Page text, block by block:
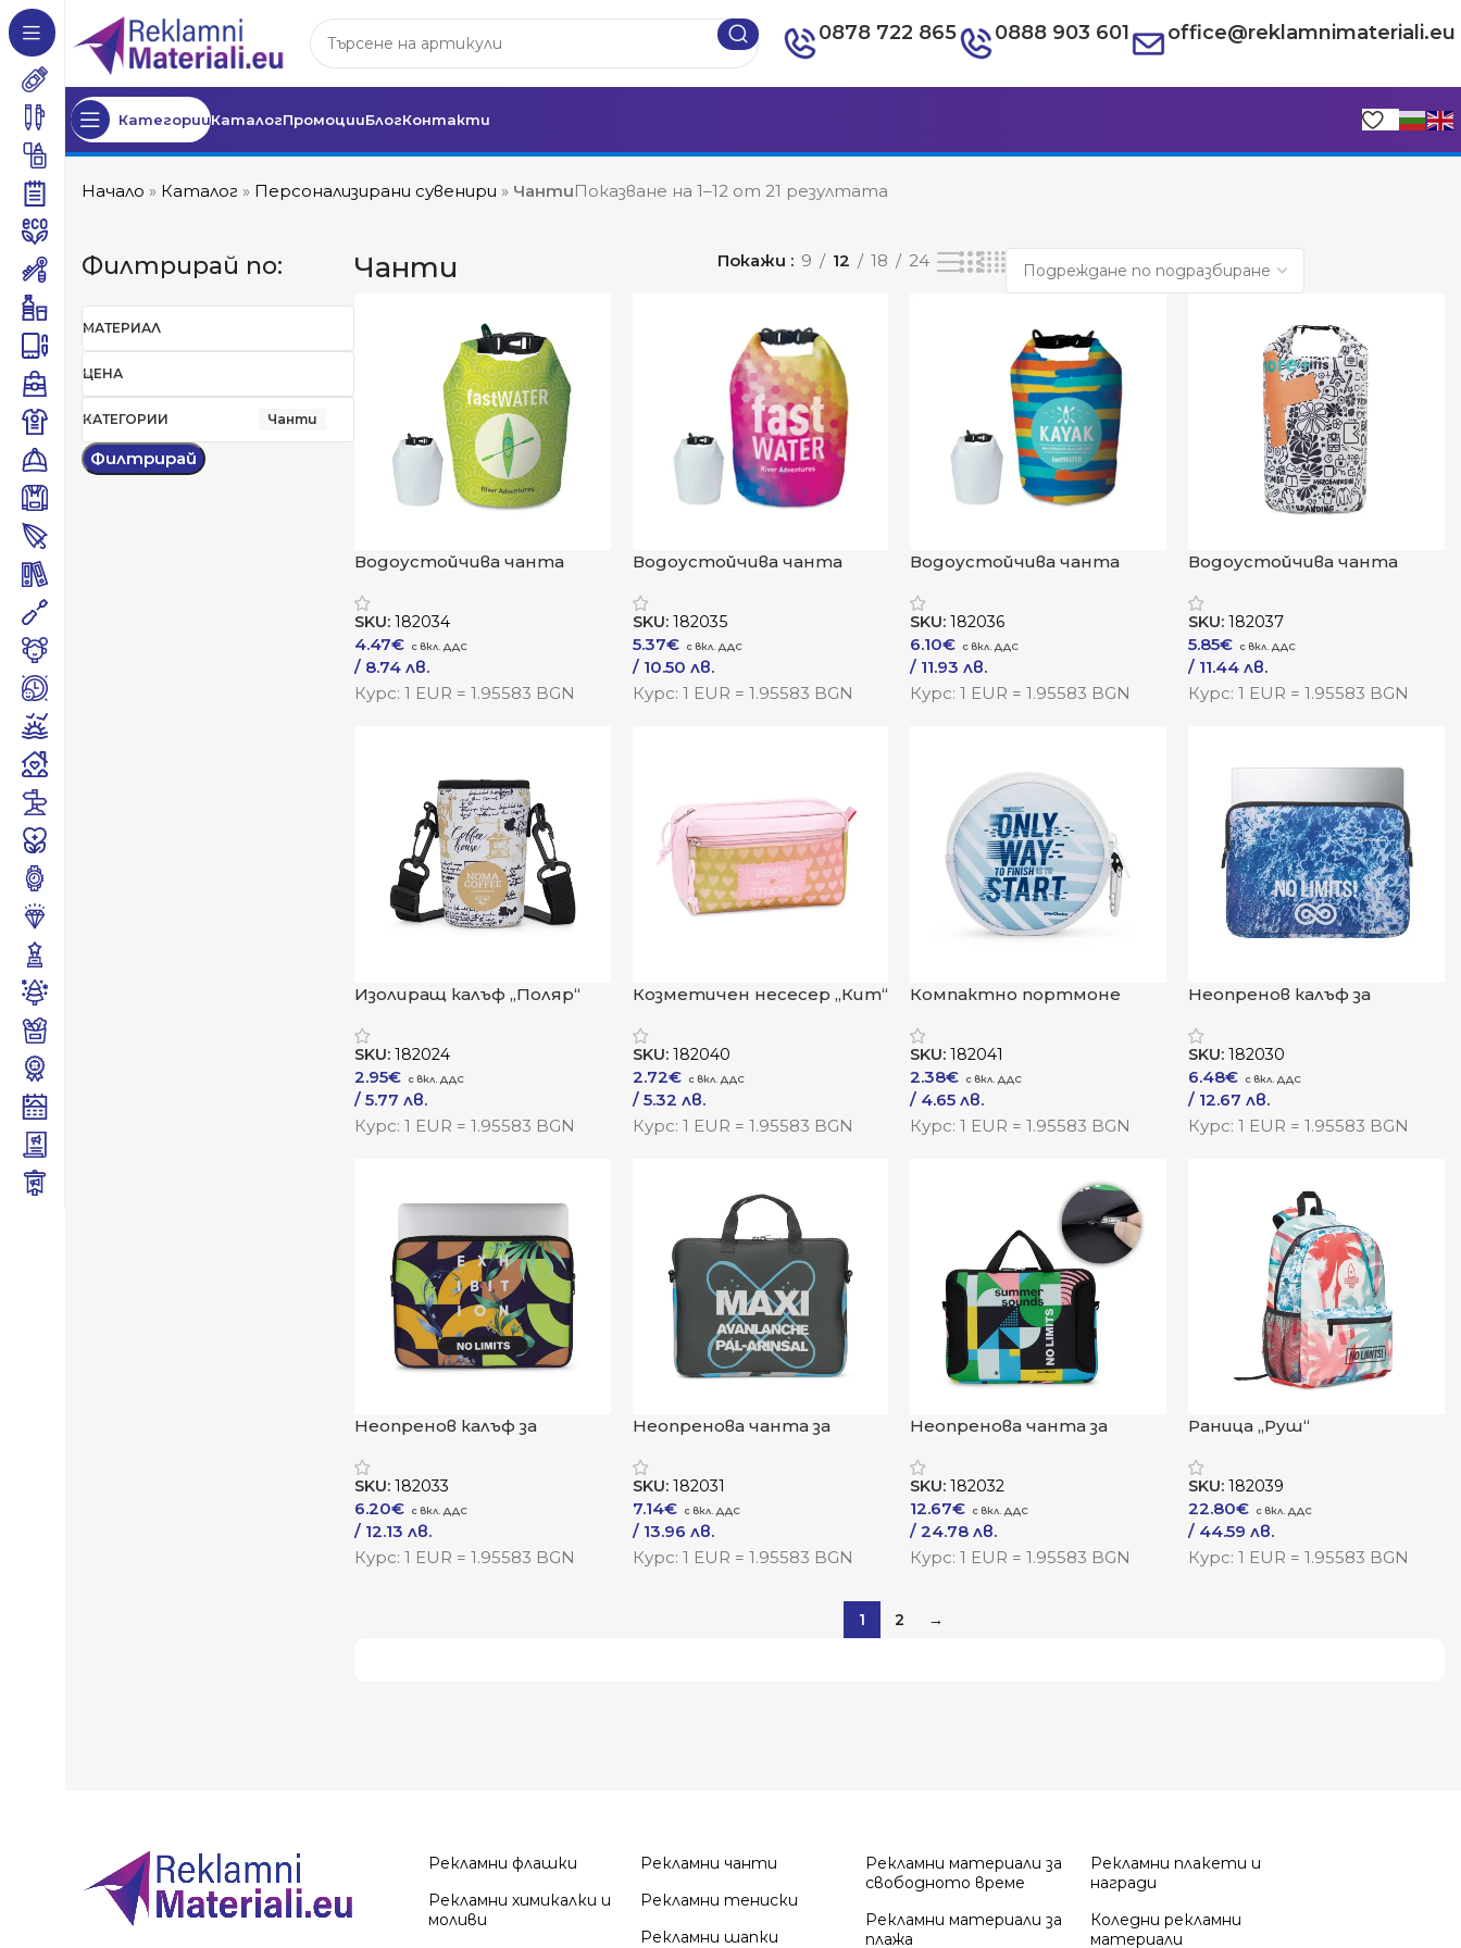
0878 722 865 0888 903 601 office@reklamnimateriali.eu
КатегорииКаталогПромоцииБлогКонтакти
Начало » Каталог » Персонализирани сувенири » ЧантиПоказване на 1–12 от 21 резултата
Филтрирай по:
МАТЕРИАЛ
ЦЕНА
КАТЕГОРИИ Чанти
Филтрирай
Чанти Покажи 9 12 18 24
Водоустойчива чанта
SKU: 182034
4.47€
/ 8.74 лв.
–/ 16.66 лв.
Курс: 1 EUR = 1.95583 BGN
Водоустойчива чанта
SKU: 182035
5.37€
/ 10.50 лв.
–/ 19.40 лв.
Курс: 1 EUR = 1.95583 BGN
Водоустойчива чанта
SKU:182036
6.10€
/ 11.93 лв.
–/ 21.85 лв.
Курс: 1 EUR = 1.95583 BGN
Водоустойчива чанта
SKU:182037
5.85€
/ 11.44 лв.
–/ 18.74 лв.
Курс: 1 EUR = 1.95583 BGN
Изолиращ калъф „Поляр“
SKU: 182024
2.95€
/ 5.77 лв.
–/ 11.07 лв.
Курс: 1 EUR = 1.95583 BGN
Козметичен несесер „Кит“
SKU: 182040
2.72€
/ 5.32 лв.
–/ 7.61 лв.
Курс: 1 EUR = 1.95583 BGN
Компактно портмоне
SKU:182041
2.38€
/ 4.65 лв.
–/ 9.68 лв.
Курс: 1 EUR = 1.95583 BGN
Неопренов калъф за
SKU:182030
6.48€
/ 12.67 лв.
–/ 24.17 лв.
Курс: 1 EUR = 1.95583 BGN
Неопренов калъф за
SKU: 182033
6.20€
/ 12.13 лв.
–/ 20.83 лв.
Курс: 1 EUR = 1.95583 BGN
Неопренова чанта за
SKU: 182031
7.14€
/ 13.96 лв.
–/ 26.01 лв.
Курс: 1 EUR = 1.95583 BGN
Неопренова чанта за
SKU:182032
12.67€
/ 24.78 лв.
–/ 42.27 лв.
Курс: 1 EUR = 1.95583 BGN
Раница „Руш“
SKU:182039
22.80€
/ 44.59 лв.
–/ 51.44 лв.
Курс: 1 EUR = 1.95583 BGN
1 2 →
Рекламни флашки
Рекламни химикалки и
моливи
Рекламни чанти
Рекламни тениски
Рекламни шапки
Рекламни материали за
свободното време
Рекламни материали за
плажа
Рекламни плакети и
награди
Коледни рекламни
материали